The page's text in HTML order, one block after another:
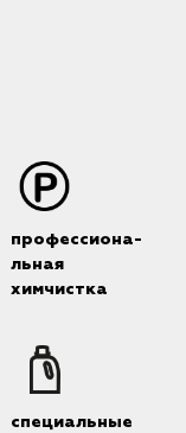
профессиона-
льная
химчистка
специальные